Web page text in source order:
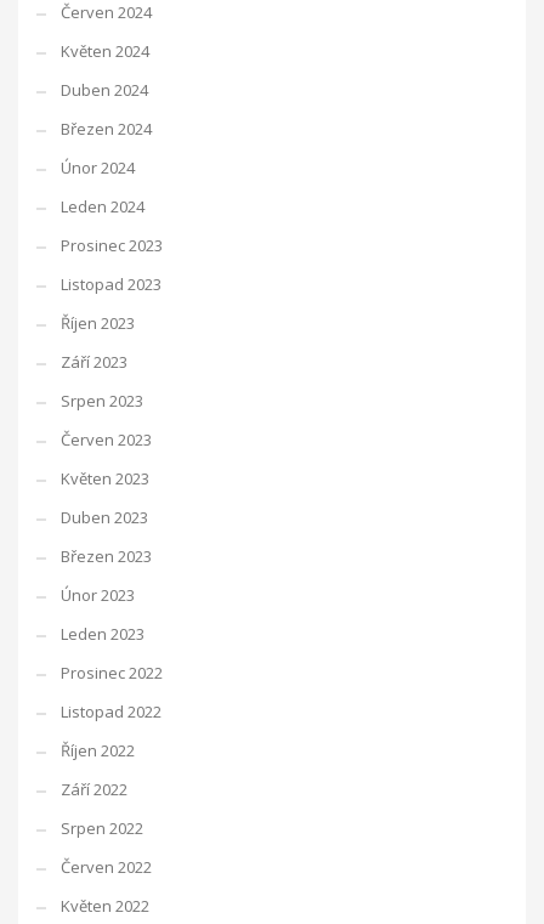
Červen 2024
Květen 2024
Duben 2024
Březen 2024
Únor 2024
Leden 2024
Prosinec 2023
Listopad 2023
Říjen 2023
Září 2023
Srpen 2023
Červen 2023
Květen 2023
Duben 2023
Březen 2023
Únor 2023
Leden 2023
Prosinec 2022
Listopad 2022
Říjen 2022
Září 2022
Srpen 2022
Červen 2022
Květen 2022